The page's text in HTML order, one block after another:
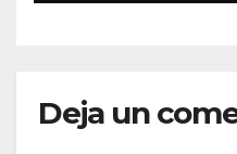
Deja un